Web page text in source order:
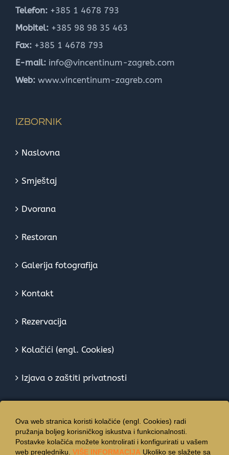
Telefon: +385 1 4678 793
Mobitel: +385 98 98 35 463
Fax: +385 1 4678 793
E-mail: info@vincentinum-zagreb.com
Web: www.vincentinum-zagreb.com
IZBORNIK
Naslovna
Smještaj
Dvorana
Restoran
Galerija fotografija
Kontakt
Rezervacija
Kolačići (engl. Cookies)
Izjava o zaštiti privatnosti
Ova web stranica koristi kolačiće (engl. Cookies) radi
pružanja boljeg korisničkog iskustva i funkcionalnosti.
Postavke kolačića možete kontrolirati i konfigurirati u vašem
web pregledniku. VIŠE INFORMACIJA Ukoliko se slažete sa